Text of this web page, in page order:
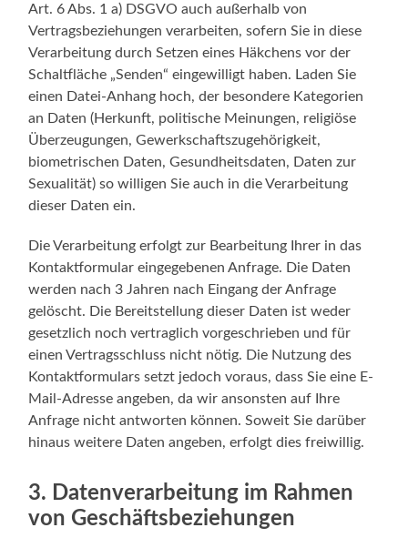
Art. 6 Abs. 1 a) DSGVO auch außerhalb von
Vertragsbeziehungen verarbeiten, sofern Sie in diese
Verarbeitung durch Setzen eines Häkchens vor der
Schaltfläche „Senden“ eingewilligt haben. Laden Sie
einen Datei-Anhang hoch, der besondere Kategorien
an Daten (Herkunft, politische Meinungen, religiöse
Überzeugungen, Gewerkschaftszugehörigkeit,
biometrischen Daten, Gesundheitsdaten, Daten zur
Sexualität) so willigen Sie auch in die Verarbeitung
dieser Daten ein.
Die Verarbeitung erfolgt zur Bearbeitung Ihrer in das
Kontaktformular eingegebenen Anfrage. Die Daten
werden nach 3 Jahren nach Eingang der Anfrage
gelöscht. Die Bereitstellung dieser Daten ist weder
gesetzlich noch vertraglich vorgeschrieben und für
einen Vertragsschluss nicht nötig. Die Nutzung des
Kontaktformulars setzt jedoch voraus, dass Sie eine E-
Mail-Adresse angeben, da wir ansonsten auf Ihre
Anfrage nicht antworten können. Soweit Sie darüber
hinaus weitere Daten angeben, erfolgt dies freiwillig.
3. Datenverarbeitung im Rahmen
von Geschäftsbeziehungen